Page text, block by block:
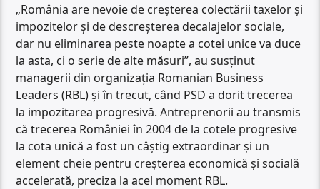
„România are nevoie de creșterea colectării taxelor și
impozitelor și de descreșterea decalajelor sociale,
dar nu eliminarea peste noapte a cotei unice va duce
la asta, ci o serie de alte măsuri”, au susținut
managerii din organizația Romanian Business
Leaders (RBL) și în trecut, când PSD a dorit trecerea
la impozitarea progresivă. Antreprenorii au transmis
că trecerea României în 2004 de la cotele progresive
la cota unică a fost un câștig extraordinar și un
element cheie pentru creșterea economică și socială
accelerată, preciza la acel moment RBL.